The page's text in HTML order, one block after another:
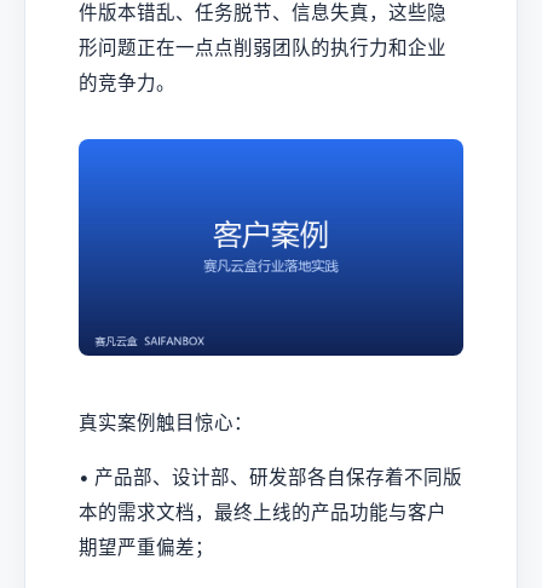
件版本错乱、任务脱节、信息失真，这些隐
形问题正在一点点削弱团队的执行力和企业
的竞争力。
真实案例触目惊心：
• 产品部、设计部、研发部各自保存着不同版
本的需求文档，最终上线的产品功能与客户
期望严重偏差；